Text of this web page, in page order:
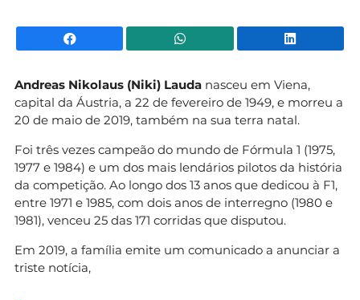
Facebook WhatsApp
Andreas Nikolaus (Niki) Lauda nasceu em Viena,
capital da Áustria, a 22 de fevereiro de 1949, e morreu a
20 de maio de 2019, também na sua terra natal.
Foi três vezes campeão do mundo de Fórmula 1 (1975,
1977 e 1984) e um dos mais lendários pilotos da história
da competição. Ao longo dos 13 anos que dedicou à F1,
entre 1971 e 1985, com dois anos de interregno (1980 e
1981), venceu 25 das 171 corridas que disputou.
Em 2019, a família emite um comunicado a anunciar a
triste notícia,